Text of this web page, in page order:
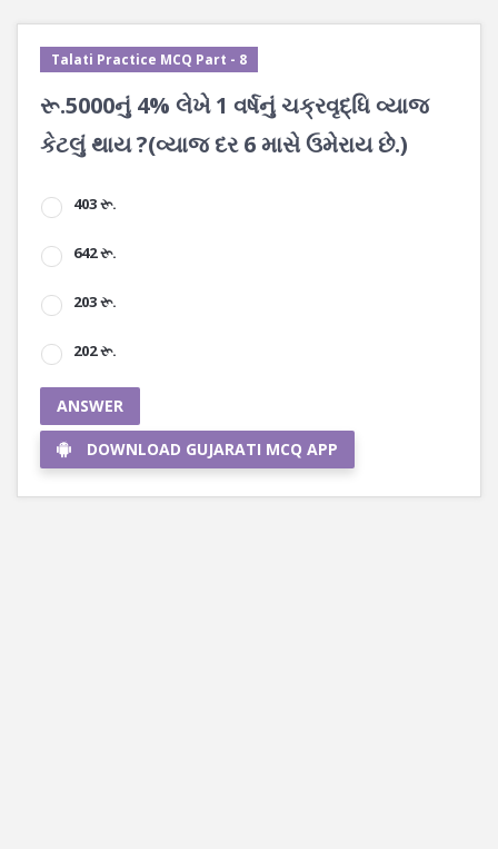
Talati Practice MCQ Part - 8
રૂ.5000નું 4% લેખે 1 વર્ષનું ચક્રવૃદ્ધિ વ્યાજ
કેટલું થાય ?(વ્યાજ દર 6 માસે ઉમેરાય છે.)
403 રૂ.
642 રૂ.
203 રૂ.
202 રૂ.
ANSWER
DOWNLOAD GUJARATI MCQ APP